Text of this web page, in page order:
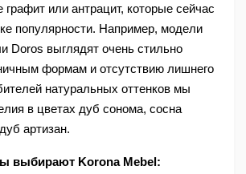
графит или антрацит, которые сейчас
популярности. Например, модели
Doros выглядят очень стильно
формам и отсутствию лишнего
натуральных оттенков мы
в цветах дуб сонома, сосна
артизан.
выбирают Korona Mebel: